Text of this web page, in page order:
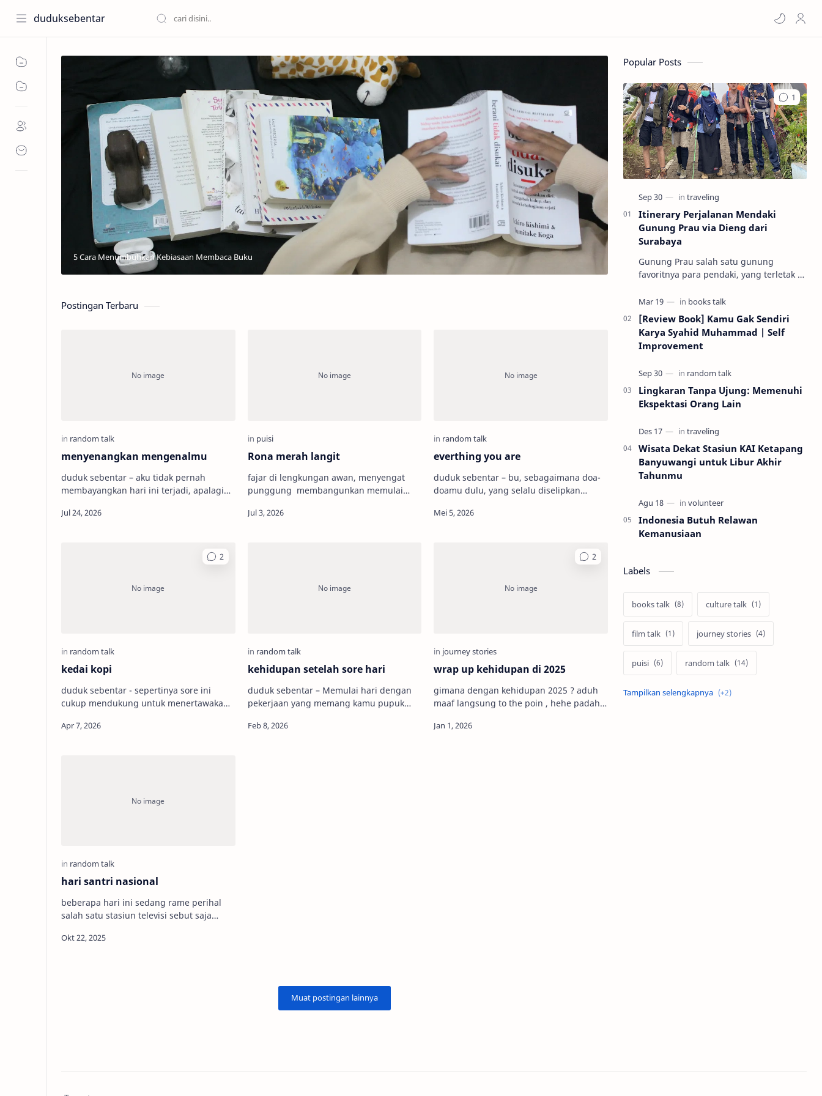
duduksebentar
5 Cara Menumbuhkan Kebiasaan Membaca Buku Wisata Dekat Stasiun KAI Ketapang Banyuwangi
Postingan Terbaru
menyenangkan mengenalmu
duduk sebentar – aku tidak pernah
membayangkan hari ini terjadi, apalagi
takdir bekerja dengan kelucuannya
Rona merah langit
fajar di lengkungan awan, menyengat
punggung membangunkan memulai
kau memaksa menyelinap di sela-sela
everthing you are
duduk sebentar – bu, sebagaimana doa-
doamu dulu, yang selalu diselipkan
menyiapkanmasa depan yang mandiri,
kedai kopi
duduk sebentar - sepertinya sore ini
cukup mendukung untuk menertawakan
diantara sepasang tempat duduk yang
kehidupan setelah sore hari
duduk sebentar – Memulai hari dengan
pekerjaan yang memang kamu pupuk
kamu anggap badai, yang terpaksa
wrap up kehidupan di 2025
gimana dengan kehidupan 2025 ? aduh
maaf langsung to the poin , hehe padahal
isinya akan basa basi semua, tapi…
hari santri nasional
beberapa hari ini sedang rame perihal
salah satu stasiun televisi sebut saja
tujuan mereka hanya karena ingi…
Popular Posts
Itinerary Perjalanan Mendaki
Gunung Prau via Dieng dari
Surabaya
Gunung Prau salah satu gunung
favoritnya para pendaki, yang terletak di
Gunung yang tidak terlalu tinggi
biasanya ba…
[Review Book] Kamu Gak Sendiri
Karya Syahid Muhammad | Self
Improvement
Lingkaran Tanpa Ujung: Memenuhi
Ekspektasi Orang Lain
Wisata Dekat Stasiun KAI Ketapang
Banyuwangi untuk Libur Akhir
Tahunmu
Indonesia Butuh Relawan
Kemanusiaan
Labels
books talk culture talk
film talk journey stories
puisi random talk
traveling volunteer